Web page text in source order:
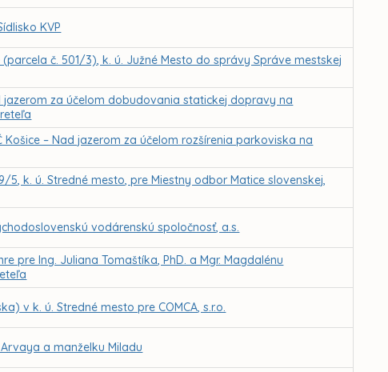
KVP
č. 501/3), k. ú. Južné Mesto do správy Správe mestskej
jazerom za účelom dobudovania statickej dopravy na
– Nad jazerom za účelom rozšírenia parkoviska na
k. ú. Stredné mesto, pre Miestny odbor Matice slovenskej,
vodárenskú spoločnosť, a.s.
pre Ing. Juliana Tomaštíka, PhD. a Mgr. Magdalénu
v k. ú. Stredné mesto pre COMCA, s.r.o.
a manželku Miladu